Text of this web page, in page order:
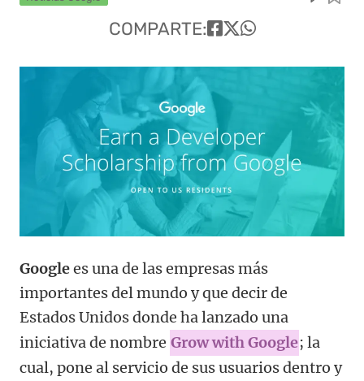
COMPARTE:
Googlees una de las empresas más
importantes del mundo y que decir de
Estados Unidos donde ha lanzado una
iniciativa de nombre Grow with Google; la
cual, pone al servicio de sus usuarios dentro y